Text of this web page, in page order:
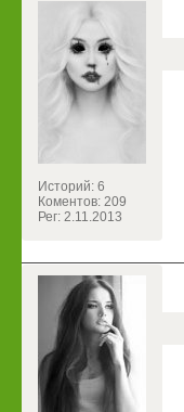
Историй: 6
Коментов: 209
Рег: 2.11.2013